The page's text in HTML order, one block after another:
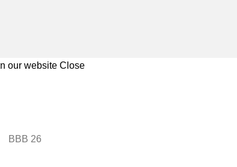
our website Close
BBB 26